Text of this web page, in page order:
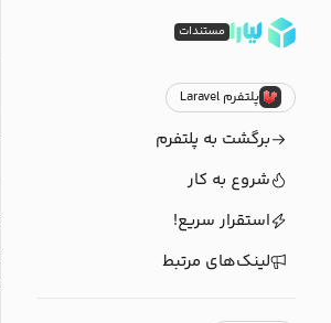
مستندات
پلتفرم Laravel
برگشت به پلتفرم
شروع به کار
استقرار سریع!
لینک‌های مرتبط